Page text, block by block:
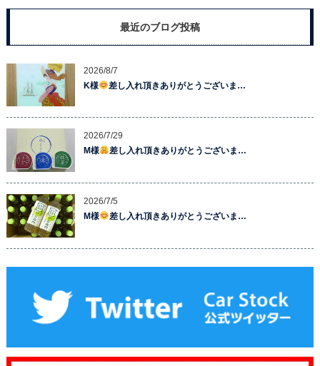
最近のブログ投稿
2026/8/7
K様
差し入れ頂きありがとうございま…
2026/7/29
M様
差し入れ頂きありがとうございま…
2026/7/5
M様
差し入れ頂きありがとうございま…